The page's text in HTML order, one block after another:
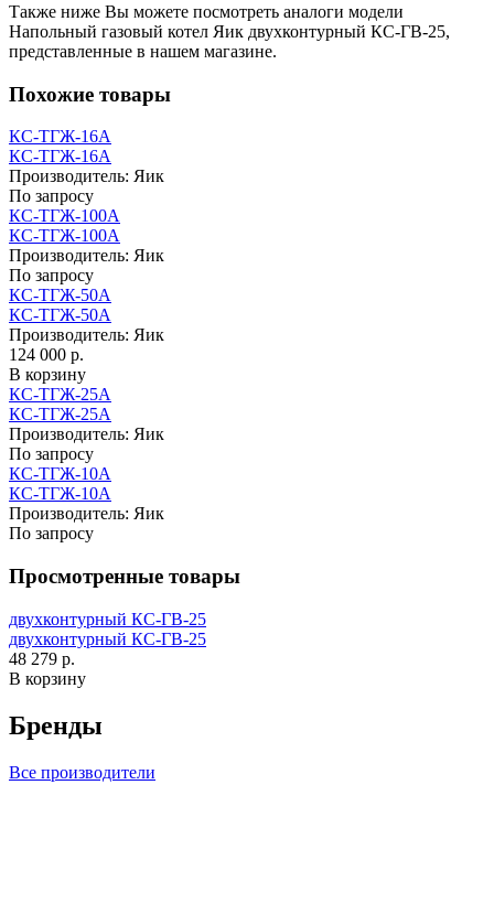
Также ниже Вы можете посмотреть аналоги модели
Напольный газовый котел Яик двухконтурный КС-ГВ-25,
представленные в нашем магазине.
Похожие товары
КС-ТГЖ-16А
КС-ТГЖ-16А
Производитель: Яик
По запросу
КС-ТГЖ-100А
КС-ТГЖ-100А
Производитель: Яик
По запросу
КС-ТГЖ-50А
КС-ТГЖ-50А
Производитель: Яик
124 000 р.
В корзину
КС-ТГЖ-25А
КС-ТГЖ-25А
Производитель: Яик
По запросу
КС-ТГЖ-10А
КС-ТГЖ-10А
Производитель: Яик
По запросу
Просмотренные товары
двухконтурный КС-ГВ-25
двухконтурный КС-ГВ-25
48 279 р.
В корзину
Бренды
Все производители